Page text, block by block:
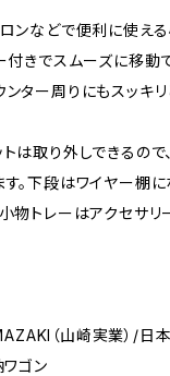
ンなどで便利に使え
付きでスムーズに移動
ター周りにもスッキリ
は取り外しできるの
。下段はワイヤー棚
物トレーはアクセサ
（山崎実業）/日本
ワゴン